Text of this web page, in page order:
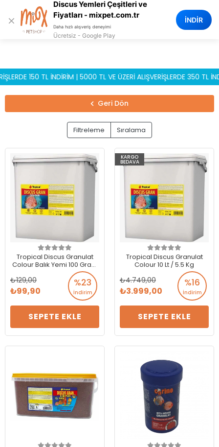
150 TL İNDİRİM | 5000 TL VE ÜZERİ ALIŞVERİŞLERDE 350 TL
0
Geri Dön
Filtreleme Sıralama
Tropical Discus Granulat
Colour Balık Yemi 100 Gram
- Açık Paket
%23
İndirim
129,00
99,90
SEPETE EKLE
KARGO
BEDAVA
Tropical Discus Granulat
Colour 10 Lt / 5.5 Kg
%16
İndirim
4.749,00
3.999,00
SEPETE EKLE
×
Discus Yemleri Çeşitleri ve
Fiyatları - mixpet.com.tr
Daha hızlı alışveriş deneyimi
Ücretsiz - Google Play
İNDİR